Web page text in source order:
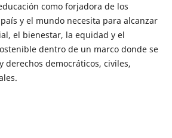
como forjadora de los
y el mundo necesita para alcanzar
el bienestar, la equidad y el
dentro de un marco donde se
derechos democráticos, civiles,